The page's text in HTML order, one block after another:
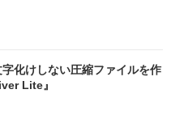
化けしない圧縮ファイルを作
Lite』